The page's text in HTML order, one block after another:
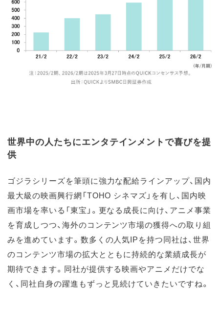
世界中の人たちにエンタテインメントで喜びを提
供
ゴジラシリーズを筆頭に強力な配給ラインアップ、国内
最大級の映画興行網「TOHO シネマズ」を有し、国内映
画市場を率いる「東宝」。更なる成長に向け、アニメ事業
を育成しつつ、海外のコンテンツ市場の獲得への取り組
みを進めています。数多くの人気IPを持つ同社は、世界
のコンテンツ市場の拡大とともに持続的な業績成長が
期待できます。同社が提供する映画やアニメだけでな
く、同社自身の躍進もずっと見続けていきたいですね。